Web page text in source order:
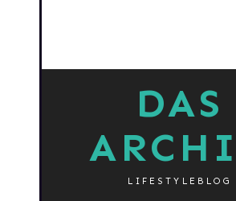
DAS
LIFESTYLEBLOG